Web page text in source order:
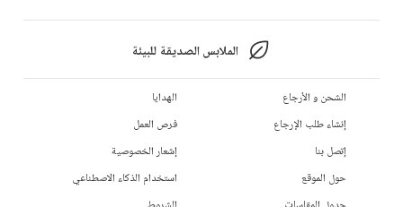
الملابس الصديقة للبيئة
الشحن و الأرجاع
إنشاء طلب الإرجاع
إتصل بنا
حول الموقع
الهدايا
فرص العمل
إشعار الخصوصية
استخدام الذكاء الاصطناعي